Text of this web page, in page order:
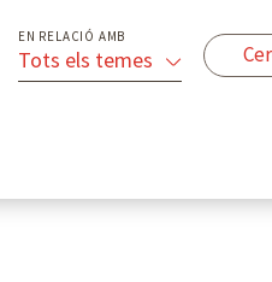
EN RELACIÓ AMB
Tots els temes